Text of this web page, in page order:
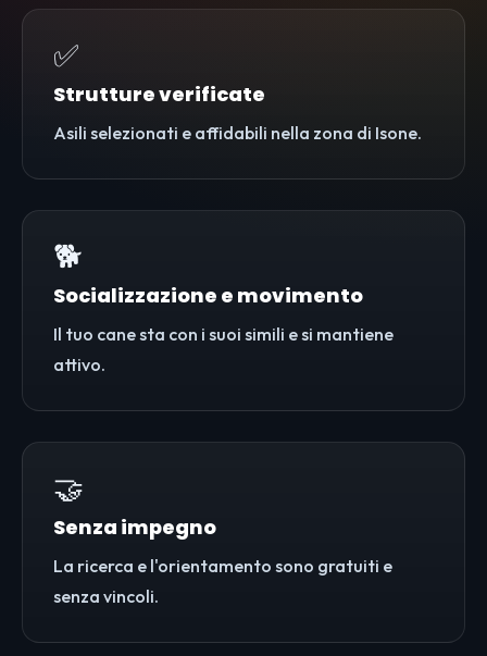
✅
Strutture verificate
Asili selezionati e affidabili nella zona di Isone.
🐕
Socializzazione e movimento
Il tuo cane sta con i suoi simili e si mantiene
attivo.
🤝
Senza impegno
La ricerca e l'orientamento sono gratuiti e
senza vincoli.